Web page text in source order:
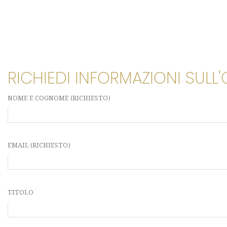
RICHIEDI INFORMAZIONI
NOME E COGNOME (RICHIESTO)
EMAIL (RICHIESTO)
TITOLO